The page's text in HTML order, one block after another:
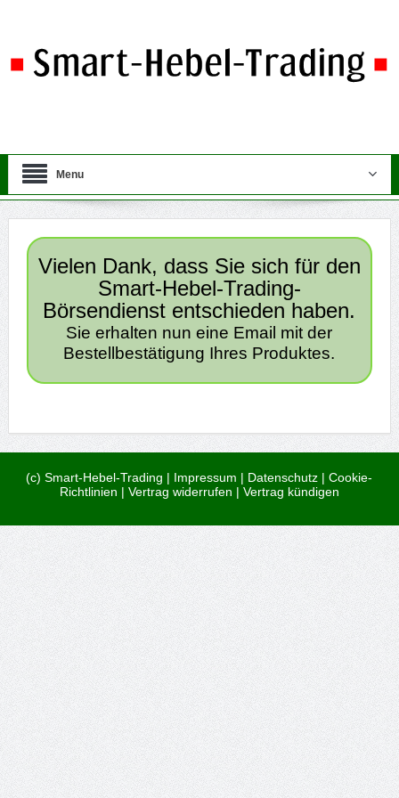
Menu
Vielen Dank, dass Sie sich für den
Smart-Hebel-Trading-
Börsendienst entschieden haben.
Sie erhalten nun eine Email mit der
Bestellbestätigung Ihres Produktes.
(c) Smart-Hebel-Trading | Impressum | Datenschutz |Cookie-
Richtlinien | Vertrag widerrufen | Vertrag kündigen